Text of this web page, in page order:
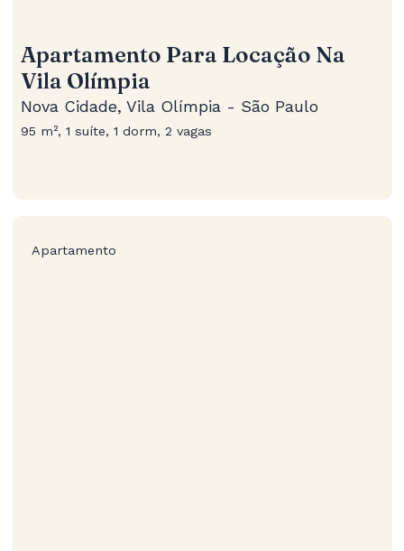
Apartamento Para Locação Na
Vila Olímpia
Nova Cidade, Vila Olímpia - São Paulo
95 m², 1 suíte, 1 dorm, 2 vagas
Apartamento